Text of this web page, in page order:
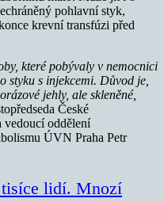
pohlavní styk,
krevní transfúzi před
které pobývaly v nemocnici
styku s injekcemi. Důvod je,
jehly, ale skleněné,
České
vedoucí oddělení
ÚVN Praha Petr
lidí. Mnozí